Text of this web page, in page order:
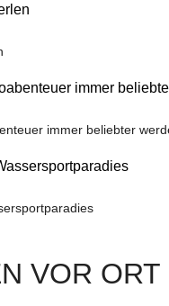
immer
immer beliebter
VOR ORT